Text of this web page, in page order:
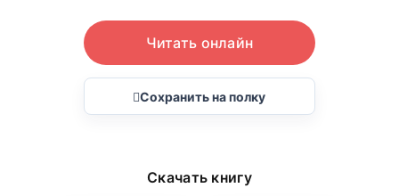
Читать онлайн
Сохранить на полку
Скачать книгу